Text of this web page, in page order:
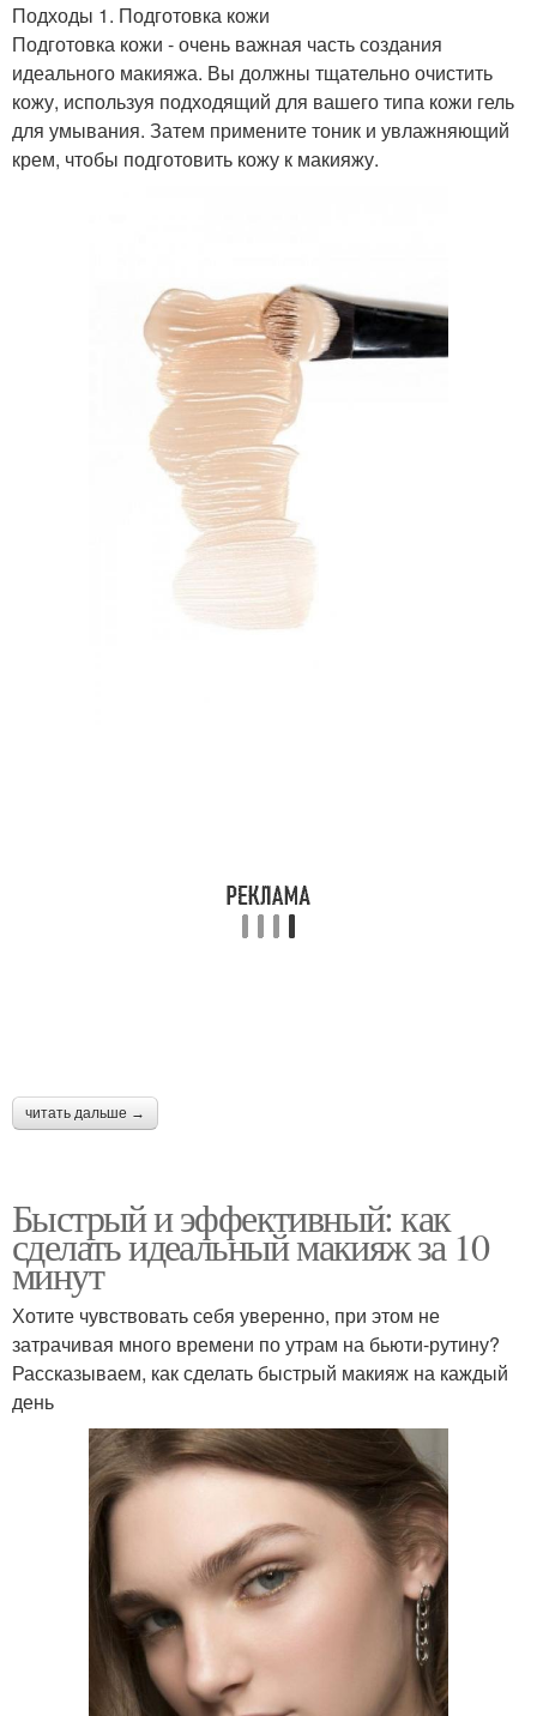
Подходы 1. Подготовка кожи
Подготовка кожи - очень важная часть создания
идеального макияжа. Вы должны тщательно очистить
кожу, используя подходящий для вашего типа кожи гель
для умывания. Затем примените тоник и увлажняющий
крем, чтобы подготовить кожу к макияжу.
читать дальше →
Быстрый и эффективный: как
сделать идеальный макияж за 10
минут
Хотите чувствовать себя уверенно, при этом не
затрачивая много времени по утрам на бьюти-рутину?
Рассказываем, как сделать быстрый макияж на каждый
день